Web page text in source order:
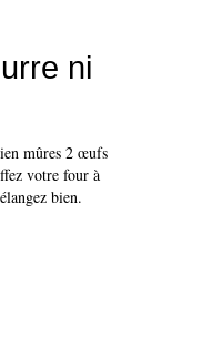
ni
mûres 2 œufs
votre four à
bien.